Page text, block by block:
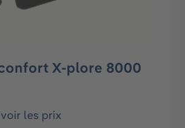
X-plore 8000
les prix